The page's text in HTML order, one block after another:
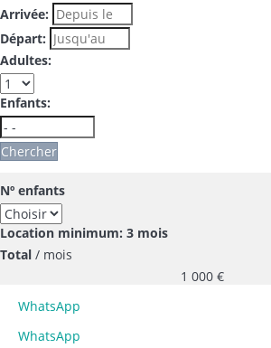
Arrivée:
Départ:
Adultes:
Enfants:
Chercher
Nº enfants
Location minimum: 3 mois
Total / mois
1 000 €
WhatsApp
WhatsApp